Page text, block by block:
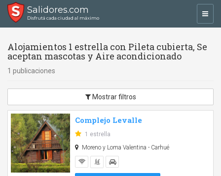
Salidores.com
Disfrutá cada ciudad al máximo
Alojamientos 1 estrella con Pileta cubierta, Se
aceptan mascotas y Aire acondicionado
1 publicaciones
Mostrar filtros
Complejo Levalle
1 estrella
Moreno y Loma Valentina - Carhué